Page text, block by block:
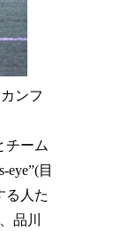
ンフ
チーム
目
る人た
品川